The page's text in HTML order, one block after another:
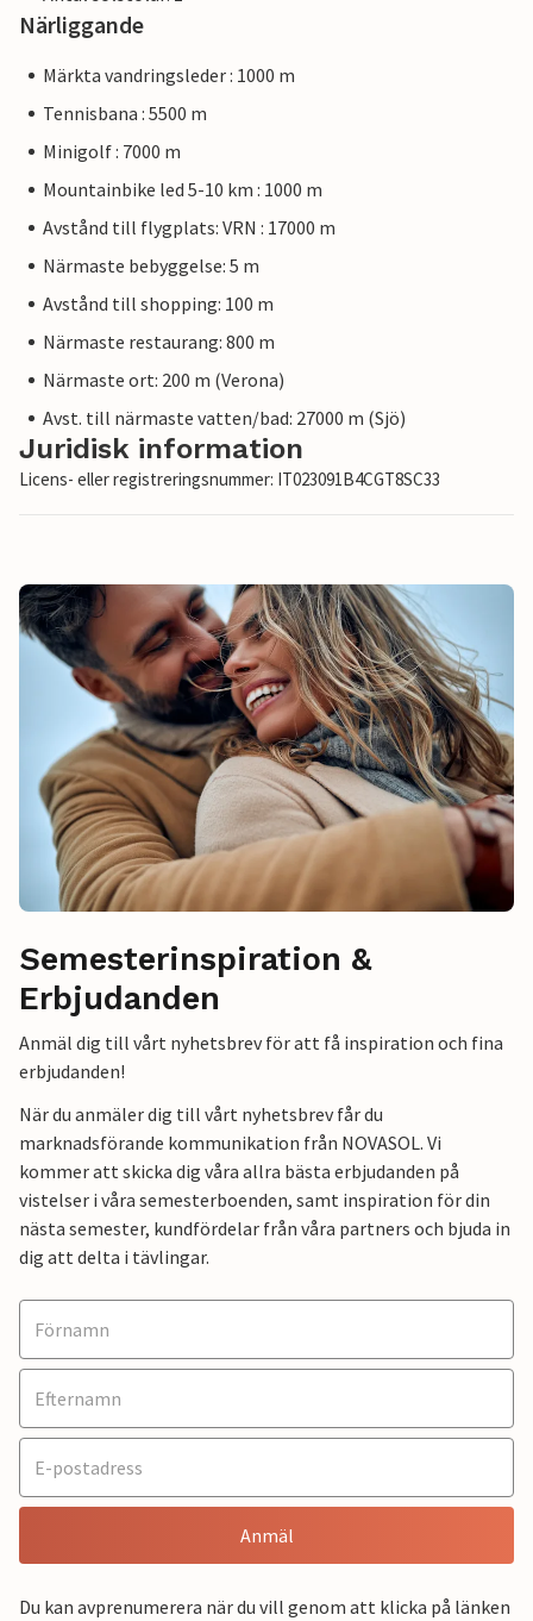
Närliggande
Märkta vandringsleder : 1000 m
Tennisbana : 5500 m
Minigolf : 7000 m
Mountainbike led 5-10 km : 1000 m
Avstånd till flygplats: VRN : 17000 m
Närmaste bebyggelse: 5 m
Avstånd till shopping: 100 m
Närmaste restaurang: 800 m
Närmaste ort: 200 m (Verona)
Avst. till närmaste vatten/bad: 27000 m (Sjö)
Juridisk information
Licens- eller registreringsnummer: IT023091B4CGT8SC33
Semesterinspiration &
Erbjudanden
Anmäl dig till vårt nyhetsbrev för att få inspiration och fina
erbjudanden!
När du anmäler dig till vårt nyhetsbrev får du
marknadsförande kommunikation från NOVASOL. Vi
kommer att skicka dig våra allra bästa erbjudanden på
vistelser i våra semesterboenden, samt inspiration för din
nästa semester, kundfördelar från våra partners och bjuda in
dig att delta i tävlingar.
Anmäl
Du kan avprenumerera när du vill genom att klicka på länken